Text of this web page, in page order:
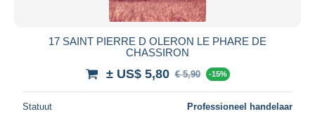
17 SAINT PIERRE D OLERON LE PHARE DE
CHASSIRON
± US$ 5,80 € 5,90 -15%
Statuut Professioneel handelaar